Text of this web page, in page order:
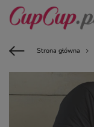
Strona główna